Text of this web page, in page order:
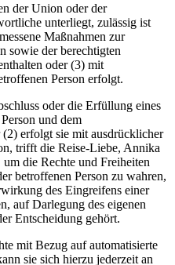
der Union oder der
unterliegt, zulässig ist
Maßnahmen zur
sowie der berechtigten
oder (3) mit
Person erfolgt.
oder die Erfüllung eines
und dem
erfolgt sie mit ausdrücklicher
trifft die Reise-Liebe, Annika
um die Rechte und Freiheiten
betroffenen Person zu wahren,
des Eingreifens einer
auf Darlegung des eigenen
Entscheidung gehört.
mit Bezug auf automatisierte
sie sich hierzu jederzeit an